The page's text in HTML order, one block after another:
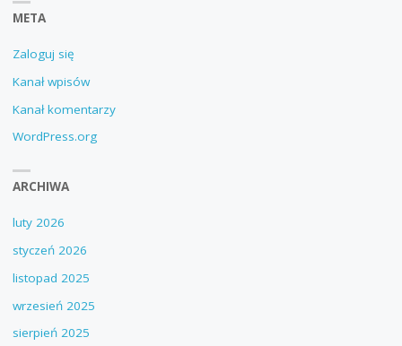
META
Zaloguj się
Kanał wpisów
Kanał komentarzy
WordPress.org
ARCHIWA
luty 2026
styczeń 2026
listopad 2025
wrzesień 2025
sierpień 2025